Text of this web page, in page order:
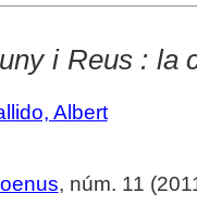
i Reus : la
Albert
, núm. 11